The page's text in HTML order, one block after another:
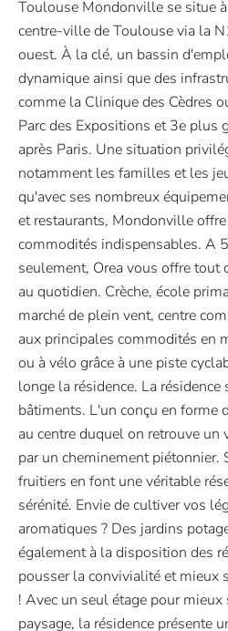
Toulouse Mondonville se situe
centre-ville de Toulouse via la
ouest. À la clé, un bassin
dynamique ainsi que des
comme la Clinique des Cèdres
Parc des Expositions et 3e plus
après Paris. Une situation
notamment les familles et les
qu'avec ses nombreux
et restaurants, Mondonville
commodités indispensables. A
seulement, Orea vous offre tout
au quotidien. Crèche, école
marché de plein vent, centre
aux principales commodités en
ou à vélo grâce à une piste
longe la résidence. La
bâtiments. L'un conçu en forme
au centre duquel on retrouve un
par un cheminement piétonnier.
fruitiers en font une véritable
sérénité. Envie de cultiver vos
aromatiques ? Des jardins
également à la disposition des
pousser la convivialité et mieux
! Avec un seul étage pour
paysage, la résidence présente